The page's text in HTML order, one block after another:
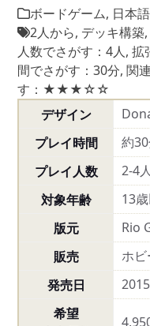
ボードゲーム, 日本
2人から, デッキ構築,
人数でさがす：4人,拡
間でさがす：30分,関
す：★★★☆☆
デザイン
プレイ時間
約
プレイ人数
2-4人
対象年齢
13
版元
Rio
販売
ホ
発売日
希望